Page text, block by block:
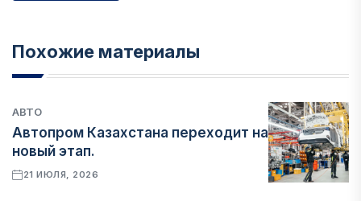
Похожие материалы
АВТО
Автопром Казахстана переходит на
новый этап.
21 ИЮЛЯ, 2026